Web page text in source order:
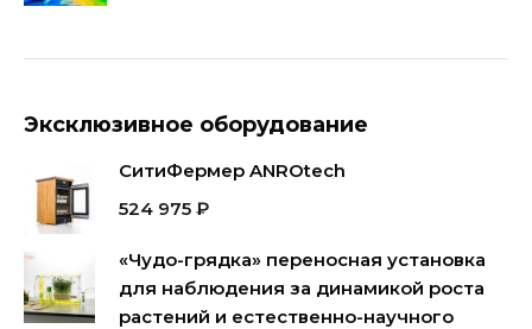
Эксклюзивное оборудование
СитиФермер ANROtech
524 975 ₽
«Чудо-грядка» переносная установка
для наблюдения за динамикой роста
растений и естественно-научного